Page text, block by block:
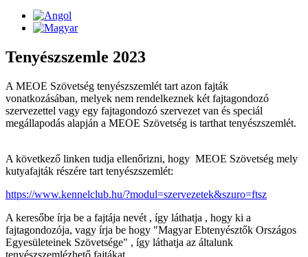
Tenyészszemle 2023
A MEOE Szövetség tenyészszemlét tart azon fajták
vonatkozásában, melyek nem rendelkeznek két fajtagondozó
szervezettel vagy egy fajtagondozó szervezet van és speciál
megállapodás alapján a MEOE Szövetség is tarthat tenyészszemlét.
A következő linken tudja ellenőrizni, hogy MEOE Szövetség mely
kutyafajták részére tart tenyészszemlét:
https://www.kennelclub.hu/?modul=szervezetek&szuro=ftsz
A keresőbe írja be a fajtája nevét , így láthatja , hogy ki a
fajtagondozója, vagy írja be hogy "Magyar Ebtenyésztők Országos
Egyesületeinek Szövetsége" , így láthatja az általunk
tenyészszemlézhető fajtákat.